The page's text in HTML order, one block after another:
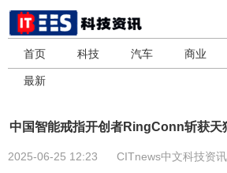
首页 科技 汽车 商业
最新
中国智能戒指开创者RingConn斩获天
2025-06-25 12:23 CITnews中文科技资讯